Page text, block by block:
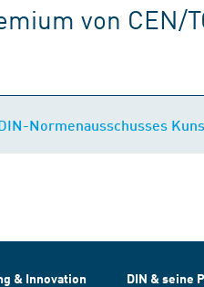
von CEN/
Normenausschusses
& Innovation DIN & seine